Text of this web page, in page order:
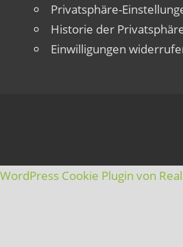
Privatsphäre-
Historie der
Einwilligungen
WordPress Cookie Plugin von